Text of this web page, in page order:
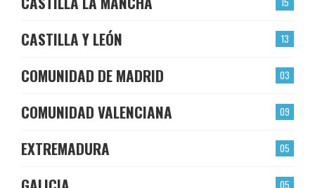
13
CASTILLA Y LEÓN
03
COMUNIDAD DE MADRID
09
COMUNIDAD VALENCIANA
05
EXTREMADURA
05